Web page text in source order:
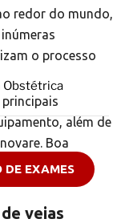
Obstétrica
DE EXAMES
redor do mundo,
o processo
além de
Boa
veias